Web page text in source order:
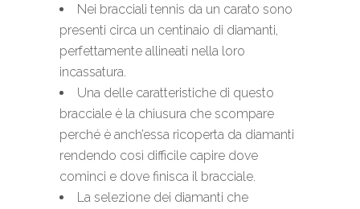
Nei bracciali tennis da un carato sono
presenti circa un centinaio di diamanti,
perfettamente allineati nella loro
incassatura.
Una delle caratteristiche di questo
bracciale è la chiusura che scompare
perché è anch’essa ricoperta da diamanti
rendendo così difficile capire dove
cominci e dove finisca il bracciale.
La selezione dei diamanti che